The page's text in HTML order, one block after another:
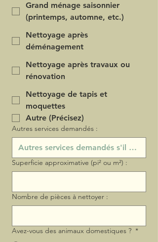
Grand ménage saisonnier
(printemps, automne, etc.)
Nettoyage après
déménagement
Nettoyage après travaux ou
rénovation
Nettoyage de tapis et
moquettes
Autre (Précisez)
Autres services demandés :
Superficie approximative (pi² ou m²) :
Nombre de pièces à nettoyer :
Avez-vous des animaux domestiques ? *